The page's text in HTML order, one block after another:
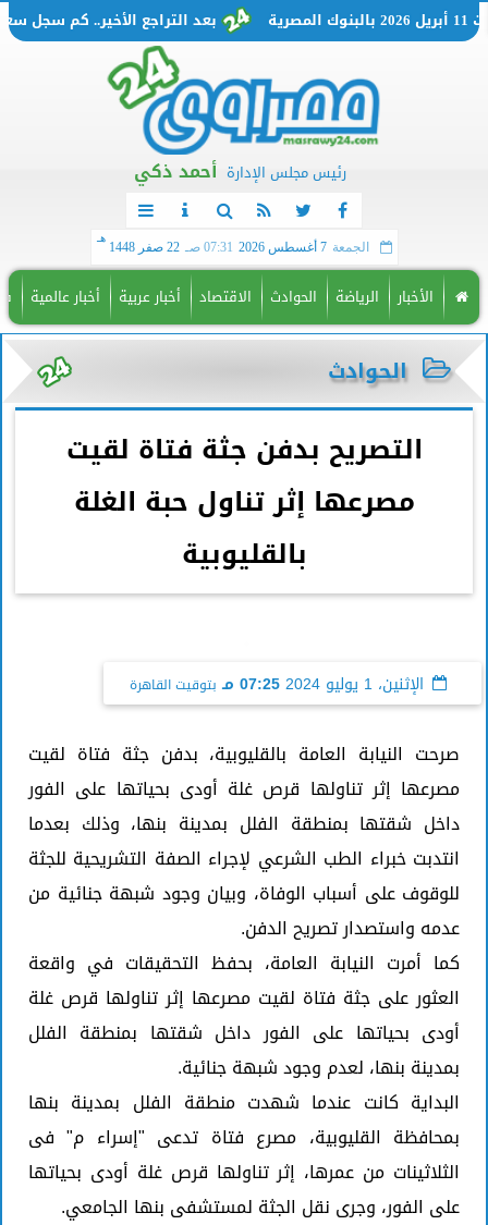
بعد التراجع الأخير.. كم سجل سعر الدولار اليوم السبت 11
رئيس مجلس الإدارة أحمد ذكي
الجمعة 7 أغسطس 2026 07:31 صـ 22 صفر 1448
هـ
الأخبار الرياضة الحوادث الاقتصاد أخبار عربية أخبار عالمية
الحوادث
التصريح بدفن جثة فتاة لقيت
مصرعها إثر تناول حبة الغلة
بالقليوبية
الإثنين، 1 يوليو 2024 07:25 مـ بتوقيت القاهرة
صرحت النيابة العامة بالقليوبية، بدفن جثة فتاة لقيت
مصرعها إثر تناولها قرص غلة أودى بحياتها على الفور
داخل شقتها بمنطقة الفلل بمدينة بنها، وذلك بعدما
انتدبت خبراء الطب الشرعي لإجراء الصفة التشريحية للجثة
للوقوف على أسباب الوفاة، وبيان وجود شبهة جنائية من
عدمه واستصدار تصريح الدفن.
كما أمرت النيابة العامة، بحفظ التحقيقات في واقعة
العثور على جثة فتاة لقيت مصرعها إثر تناولها قرص غلة
أودى بحياتها على الفور داخل شقتها بمنطقة الفلل
بمدينة بنها، لعدم وجود شبهة جنائية.
البداية كانت عندما شهدت منطقة الفلل بمدينة بنها
بمحافظة القليوبية، مصرع فتاة تدعى "إسراء م" فى
الثلاثينات من عمرها، إثر تناولها قرص غلة أودى بحياتها
على الفور، وجرى نقل الجثة لمستشفى بنها الجامعي.